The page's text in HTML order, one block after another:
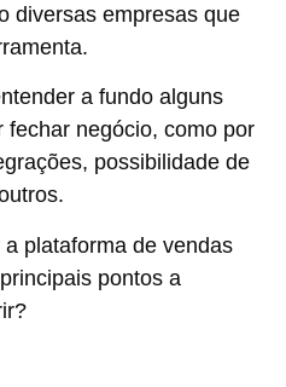
diversas empresas que
a fundo alguns
negócio, como por
possibilidade de
plataforma de vendas
pontos a